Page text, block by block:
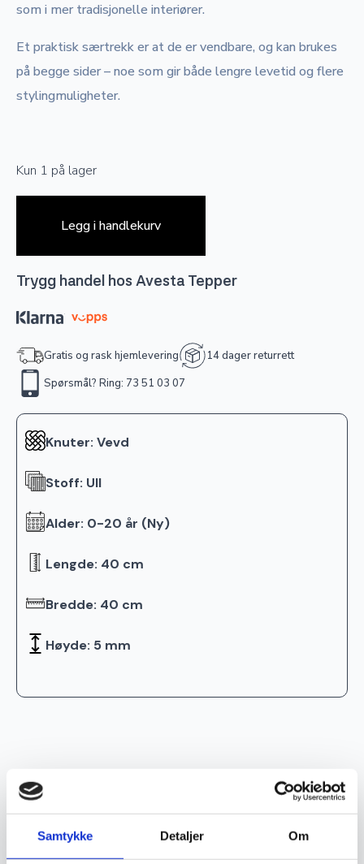
Samtykke Detaljer Om
som i mer tradisjonelle interiører.
Et praktisk særtrekk er at de er vendbare, og kan brukes
på begge sider – noe som gir både lengre levetid og flere
stylingmuligheter.
Kun 1 på lager
Legg i handlekurv
Trygg handel hos Avesta Tepper
Gratis og rask hjemlevering
14 dager returrett
Spørsmål? Ring: 73 51 03 07
Knuter: Vevd
Stoff: Ull
Alder: 0-20 år (Ny)
Lengde: 40 cm
Bredde: 40 cm
Høyde: 5 mm
Relaterte produkter
Ekte Ekte